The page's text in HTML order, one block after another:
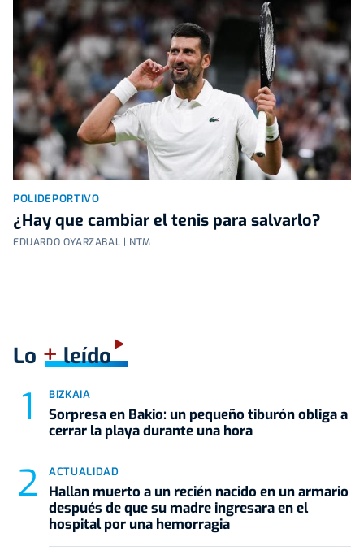
POLIDEPORTIVO
¿Hay que cambiar el tenis para salvarlo?
EDUARDO OYARZABAL | NTM
Lo +leído
BIZKAIA
Sorpresa en Bakio: un pequeño tiburón obliga a
cerrar la playa durante una hora
ACTUALIDAD
Hallan muerto a un recién nacido en un armario
después de que su madre ingresara en el
hospital por una hemorragia